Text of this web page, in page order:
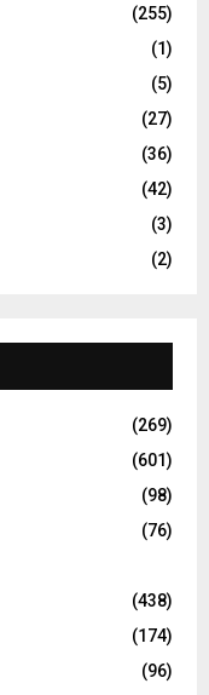
(255)
(1)
(5)
(27)
(36)
(42)
(3)
(2)
(269)
(601)
(98)
(76)
(438)
(174)
(96)